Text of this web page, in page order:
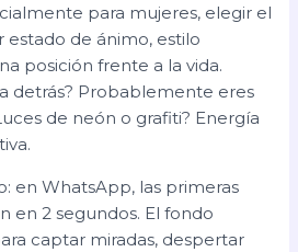
para mujeres, elegir el
de ánimo, estilo
posición frente a la vida.
detrás? Probablemente eres
de neón o grafiti? Energía
en WhatsApp, las primeras
en 2 segundos. El fondo
captar miradas, despertar